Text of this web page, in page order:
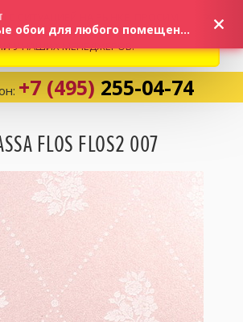
0
0 товаров
+7 (495) 255-04-74
FLOS FLOS2 007
С СИТУАЦИЕЙ НА РЫНКЕ, ПРОСИМ
СТОИМОСТЬ И НАЛИЧИЕ
У НАШИХ МЕНЕДЖЕРОВ.
«Идеальные обои для любого помещения!»